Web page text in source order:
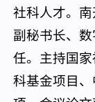
社科人才。
副秘书长、
任。主持国
科基金项目